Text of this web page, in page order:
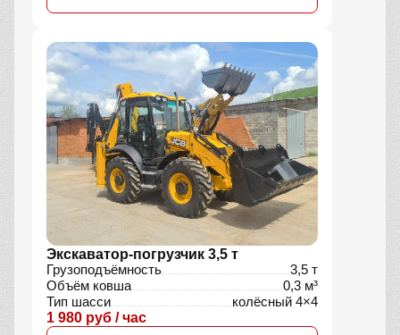
Экскаватор-погрузчик 3,5 т
Грузоподъёмность
3,5 т
Объём ковша
0,3 м³
Тип шасси
колёсный 4×4
1 980 руб / час